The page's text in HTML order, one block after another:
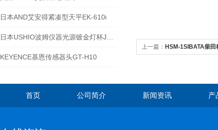
日本AND艾安得紧凑型天平EK-610i
KEYENCE基恩传感器头GT-H10
上一篇： HSM-1SIBATA柴田
首页 公司简介 新闻资讯 产